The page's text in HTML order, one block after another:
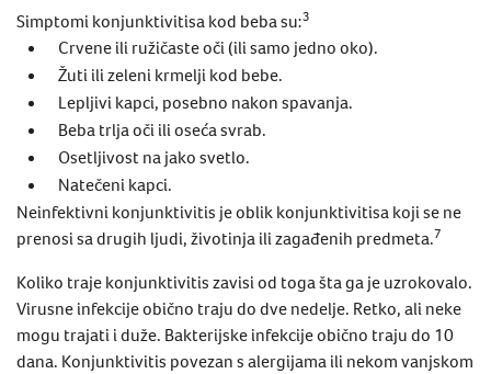
Simptomi konjunktivitisa kod beba su:3
Crvene ili ružičaste oči (ili samo jedno oko).
Žuti ili zeleni krmelji kod bebe.
Lepljivi kapci, posebno nakon spavanja.
Beba trlja oči ili oseća svrab.
Osetljivost na jako svetlo.
Natečeni kapci.
Neinfektivni konjunktivitis je oblik konjunktivitisa koji se ne
prenosi sa drugih ljudi, životinja ili zagađenih predmeta.7
Koliko traje konjunktivitis zavisi od toga šta ga je uzrokovalo.
Virusne infekcije obično traju do dve nedelje. Retko, ali neke
mogu trajati i duže. Bakterijske infekcije obično traju do 10
dana. Konjunktivitis povezan s alergijama ili nekom vanjskom